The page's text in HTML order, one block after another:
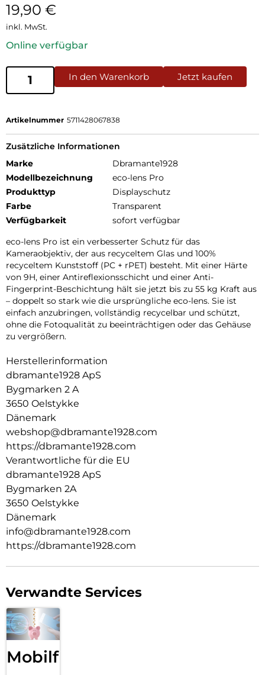
19,90 €
inkl. MwSt.
Online verfügbar
In den Warenkorb Jetzt kaufen
Artikelnummer 5711428067838
Zusätzliche Informationen
Marke
Dbramante1928
Modellbezeichnung
eco-lens Pro
Produkttyp
Displayschutz
Farbe
Transparent
Verfügbarkeit
sofort verfügbar
eco-lens Pro ist ein verbesserter Schutz für das
Kameraobjektiv, der aus recyceltem Glas und 100%
recyceltem Kunststoff (PC + rPET) besteht. Mit einer Härte
von 9H, einer Antireflexionsschicht und einer Anti-
Fingerprint-Beschichtung hält sie jetzt bis zu 55 kg Kraft aus
– doppelt so stark wie die ursprüngliche eco-lens. Sie ist
einfach anzubringen, vollständig recycelbar und schützt,
ohne die Fotoqualität zu beeinträchtigen oder das Gehäuse
zu vergrößern.
Herstellerinformation
dbramante1928 ApS
Bygmarken 2 A
3650 Oelstykke
Dänemark
webshop@dbramante1928.com
https://dbramante1928.com
Verantwortliche für die EU
dbramante1928 ApS
Bygmarken 2A
3650 Oelstykke
Dänemark
info@dbramante1928.com
https://dbramante1928.com
Verwandte Services
Mobilfunk